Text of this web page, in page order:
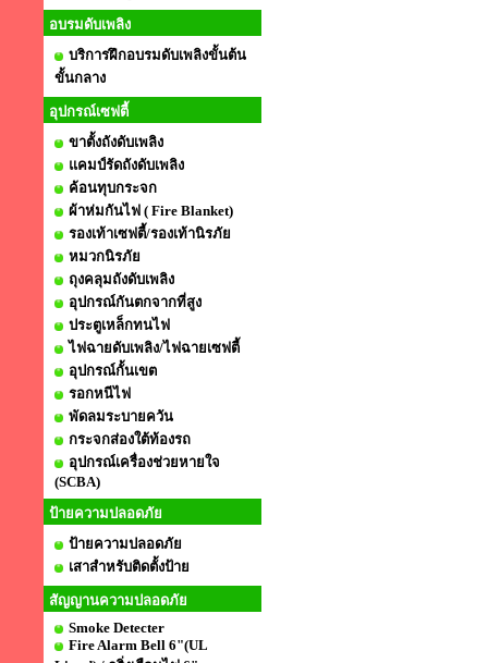
อบรมดับเพลิง
บริการฝึกอบรมดับเพลิงขั้นต้น
ขั้นกลาง
อุปกรณ์เซฟตี้
ขาตั้งถังดับเพลิง
แคมป์รัดถังดับเพลิง
ค้อนทุบกระจก
ผ้าห่มกันไฟ ( Fire Blanket)
รองเท้าเซฟตี้/รองเท้านิรภัย
หมวกนิรภัย
ถุงคลุมถังดับเพลิง
อุปกรณ์กันตกจากที่สูง
ประตูเหล็กทนไฟ
ไฟฉายดับเพลิง/ไฟฉายเซฟตี้
อุปกรณ์กั้นเขต
รอกหนีไฟ
พัดลมระบายควัน
กระจกส่องใต้ท้องรถ
อุปกรณ์เครื่องช่วยหายใจ
(SCBA)
ป้ายความปลอดภัย
ป้ายความปลอดภัย
เสาสำหรับติดตั้งป้าย
สัญญานความปลอดภัย
Smoke Detecter
Fire Alarm Bell 6"(UL